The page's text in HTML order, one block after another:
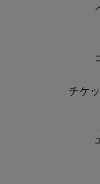
チケ